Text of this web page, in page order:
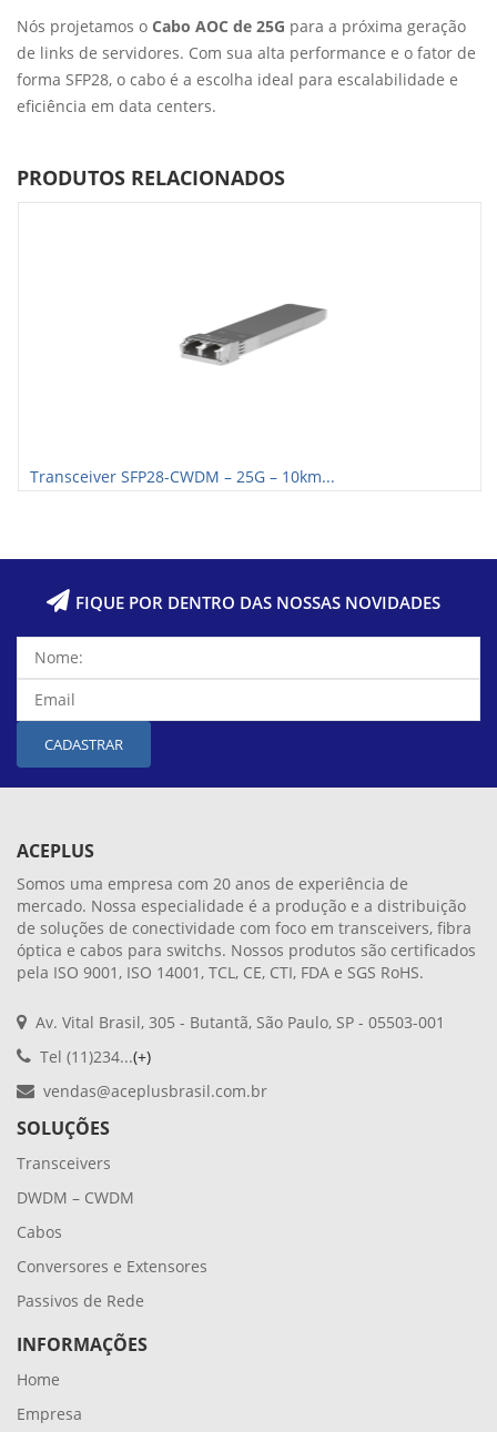
Nós projetamos o Cabo AOC de 25G para a próxima geração
de links de servidores. Com sua alta performance e o fator de
forma SFP28, o cabo é a escolha ideal para escalabilidade e
eficiência em data centers.
PRODUTOS RELACIONADOS
Transceiver SFP28-CWDM – 25G – 10km...
FIQUE POR DENTRO DAS NOSSAS NOVIDADES
CADASTRAR
ACEPLUS
Somos uma empresa com 20 anos de experiência de
mercado. Nossa especialidade é a produção e a distribuição
de soluções de conectividade com foco em transceivers, fibra
óptica e cabos para switchs. Nossos produtos são certificados
pela ISO 9001, ISO 14001, TCL, CE, CTI, FDA e SGS RoHS.
Av. Vital Brasil, 305 - Butantã, São Paulo, SP - 05503-001
Tel (11)234...(+)
vendas@aceplusbrasil.com.br
SOLUÇÕES
Transceivers
DWDM – CWDM
Cabos
Conversores e Extensores
Passivos de Rede
INFORMAÇÕES
Home
Empresa